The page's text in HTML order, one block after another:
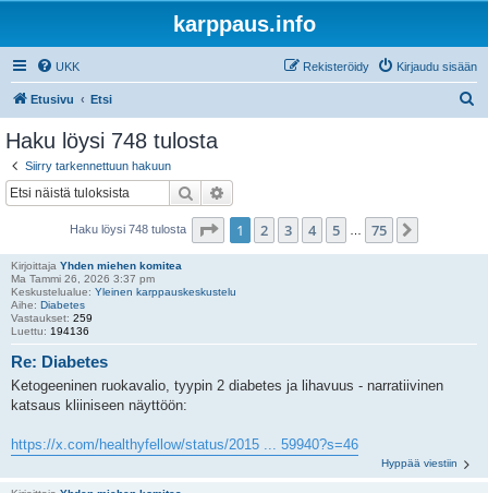
karppaus.info
UKK Kirjaudu sisään
Rekisteröidy
Etusivu Etsi
Haku löysi 748 tulosta
Siirry tarkennettuun hakuun
Etsi
Haku löysi 748 tulosta Sivu /75
1 2 3 4 5 75
Kirjoittaja Yhden miehen komitea
Ma Tammi 26, 2026 3:37 pm
Keskustelualue: Yleinen karppauskeskustelu
Aihe: Diabetes
Vastaukset: 259
Luettu: 194136
Re: Diabetes
Ketogeeninen ruokavalio, tyypin 2 diabetes ja lihavuus - narratiivinen
katsaus kliiniseen näyttöön:
https://x.com/healthyfellow/status/2015 ... 59940?s=46
Hyppää viestiin